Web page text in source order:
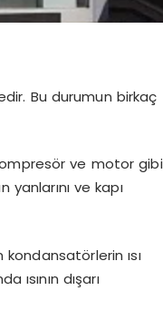
Bu durumun birkaç
kompresör ve motor gibi
yanlarını ve kapı
kondansatörlerin ısı
dışarı